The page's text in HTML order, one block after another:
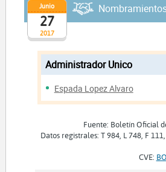
2017
Junio
27
Administrador Unico
Espada Lopez Alvaro
Fuente: Boletín Oficial
Datos registrales: T 984, L 748, F
CVE: